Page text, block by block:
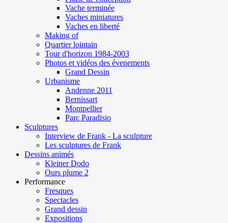
Vache terminée
Vaches miniatures
Vaches en liberté
Making of
Quartier lointain
Tour d'horizon 1984-2003
Photos et vidéos des évenements
Grand Dessin
Urbanisme
Andenne 2011
Bernissart
Montpellier
Parc Paradisio
Sculptures
Interview de Frank - La sculpture
Les sculptures de Frank
Dessins animés
Kleiner Dodo
Ours plume 2
Performance
Fresques
Spectacles
Grand dessin
Expositions